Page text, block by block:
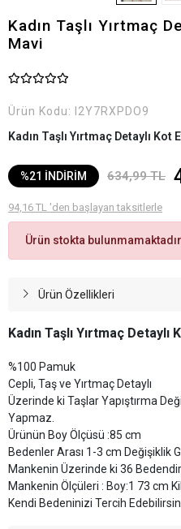
Kadın Taşlı Yırtmaç
Mavi
Ürün Kodu:
I2Y7RXPDO9
Kadın Taşlı Yırtmaç Detaylı Kot
%21 İNDİRİM 634,99 TL
94,16 TL 'den başlayan taksitlerle
Ürün stokta
Ürün Özellikleri
Kadın Taşlı Yırtmaç Detaylı
%100 Pamuk
Cepli, Taş ve Yırtmaç Detaylı
Üzerinde ki Taşlar Yapıştırma
Yapmaz.
Ürünün Boy Ölçüsü :85 cm
Bedenler Arası 1-3 cm Değişiklik
Mankenin Üzerinde ki 36 Bedendir.
Mankenin Ölçüleri : Boy:1 73 cm
Kendi Bedeninizi Tercih